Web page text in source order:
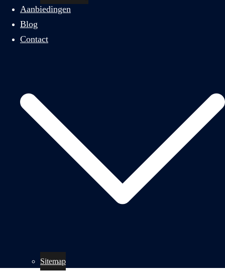
Aanbiedingen
Blog
Contact
Sitemap